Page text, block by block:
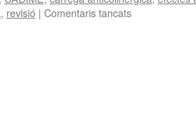
, revisió | Comentaris tancats